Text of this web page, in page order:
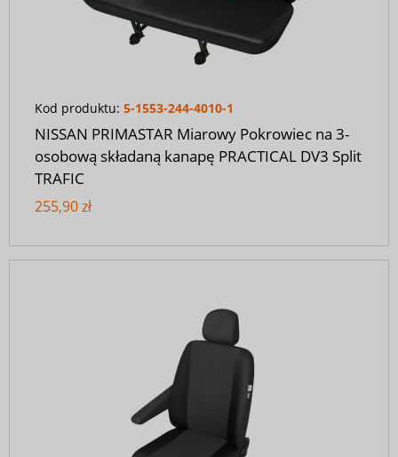
Kod produktu: 5-1553-244-4010-1
NISSAN PRIMASTAR Miarowy Pokrowiec na 3-
osobową składaną kanapę PRACTICAL DV3 Split
TRAFIC
255,90 zł